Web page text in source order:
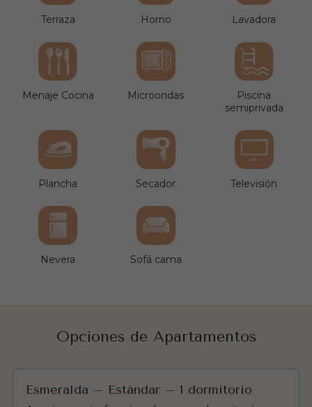
Terraza Horno Lavadora
Menaje Cocina Microondas
Piscina
semiprivada
Plancha Secador Televisión
Nevera Sofá cama
Opciones de Apartamentos
Esmeralda – Estándar – 1 dormitorio